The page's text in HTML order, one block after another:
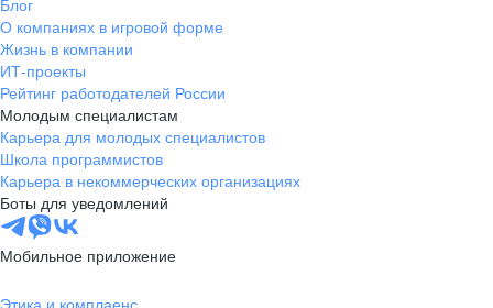
Блог
О компаниях в игровой форме
Жизнь в компании
ИТ-проекты
Рейтинг работодателей России
Молодым специалистам
Карьера для молодых специалистов
Школа программистов
Карьера в некоммерческих организациях
Боты для уведомлений
Мобильное приложение